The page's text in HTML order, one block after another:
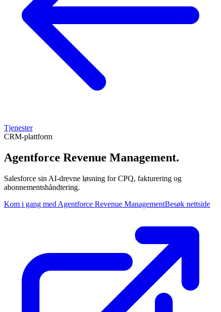
Tjenester
CRM-plattform
Agentforce Revenue Management.
Salesforce sin AI-drevne løsning for CPQ, fakturering og
abonnementshåndtering.
Kom i gang med Agentforce Revenue ManagementBesøk nettside